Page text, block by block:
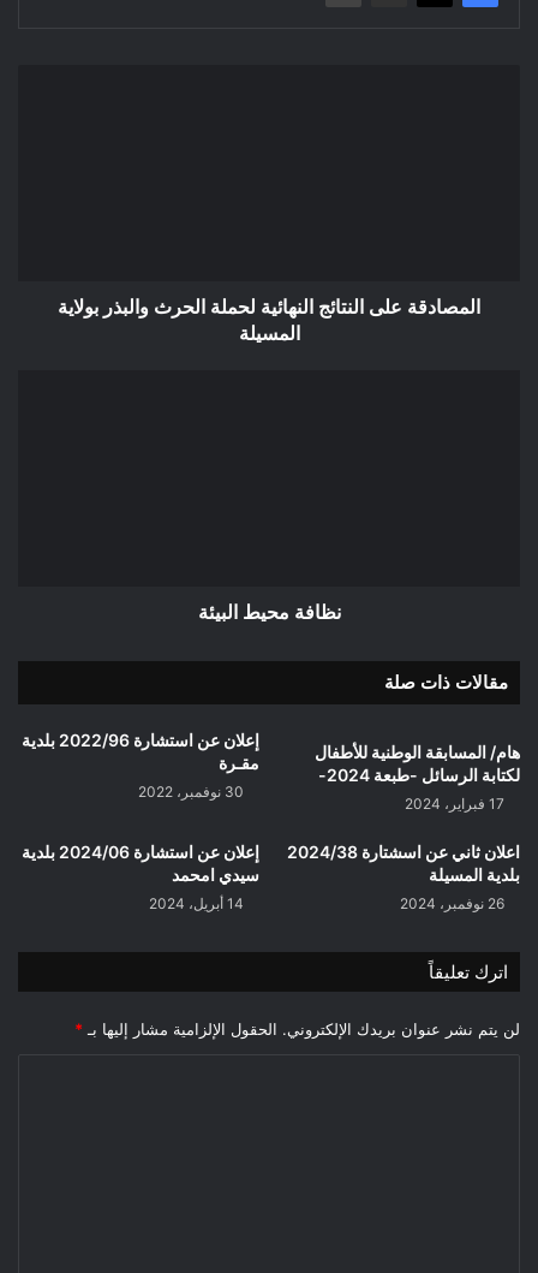
المصادقة على النتائج النهائية لحملة الحرث والبذر بولاية
المسيلة
نظافة محيط البيئة
مقالات ذات صلة
هام/ المسابقة الوطنية للأطفال
لكتابة الرسائل -طبعة 2024-
17 فبراير، 2024
إعلان عن استشارة 2022/96 بلدية
مقـرة
30 نوفمبر، 2022
اعلان ثاني عن اسشتارة 2024/38
بلدية المسيلة
26 نوفمبر، 2024
إعلان عن استشارة 2024/06 بلدية
سيدي امحمد
14 أبريل، 2024
اترك تعليقاً
لن يتم نشر عنوان بريدك الإلكتروني. الحقول الإلزامية مشار إليها بـ *